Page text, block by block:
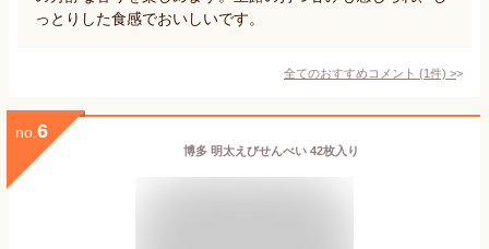
っとりした食感でおいしいです。
全てのおすすめコメント (1件) >
no. 6
博多 明太えびせんべい 42枚入り